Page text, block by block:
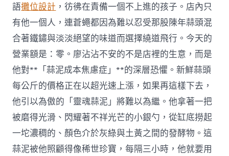
語攤位設計 ，彷彿在責備一個不上進的孩子。店內只
有他一個人，連蒼蠅都因為難以忍受那股陳年蒜頭混
合著鐵鏽與淡淡絕望的味道而選擇繞道飛行。今天的
營業額是：零。廖沾沾不安的不是店裡的生意，而是
他對**「蒜泥成本焦慮症」**的深層恐懼。新鮮蒜頭
每公斤的價格正在以超光速上漲，如果再這樣下去，
他引以為傲的「靈魂蒜泥」將難以為繼。他拿著一把
被磨得光滑、閃耀著不祥光芒的小銀勺，從缸底撈起
一坨濃稠的、顏色介於灰綠與土黃之間的發酵物。這
蒜泥被他照顧得像稀世珍寶，每隔三小時，他就要用